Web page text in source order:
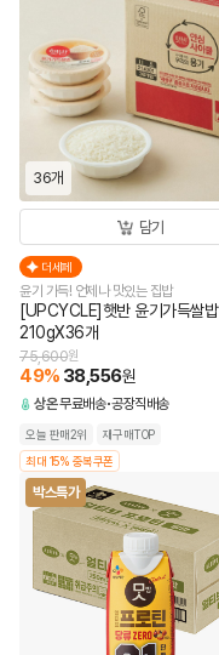
36개
담기
더세페
윤기 가득! 언제나 맛있는 집밥
[UPCYCLE]햇반 윤기가득쌀밥
210gX36개
75,600원
49% 38,556원
상온무료배송 공장직배송
오늘 판매2위
재구매TOP
최대 15% 중복쿠폰
박스특가